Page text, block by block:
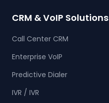
CRM & VoIP Solutions
Call Center CRM
Enterprise VoIP
Predictive Dialer
IVR / IVR